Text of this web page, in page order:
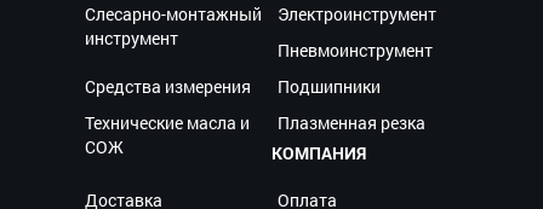
Слесарно-монтажный
инструмент
Электроинструмент
Пневмоинструмент
Средства измерения
Подшипники
Технические масла и
СОЖ
Плазменная резка
КОМПАНИЯ
Доставка Оплата